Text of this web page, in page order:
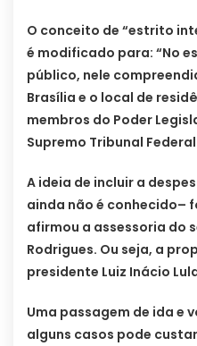
O conceito de “estrito
é modificado para: “No
público, nele
Brasília e o local de
membros do Poder
Supremo Tribunal
A ideia de incluir a
ainda não é conhecido–
afirmou a assessoria do
Rodrigues. Ou seja, a
presidente Luiz Inácio
Uma passagem de ida e
alguns casos pode